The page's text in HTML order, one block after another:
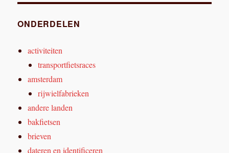
ONDERDELEN
activiteiten
transportfietsraces
amsterdam
rijwielfabrieken
andere landen
bakfietsen
brieven
dateren en identificeren